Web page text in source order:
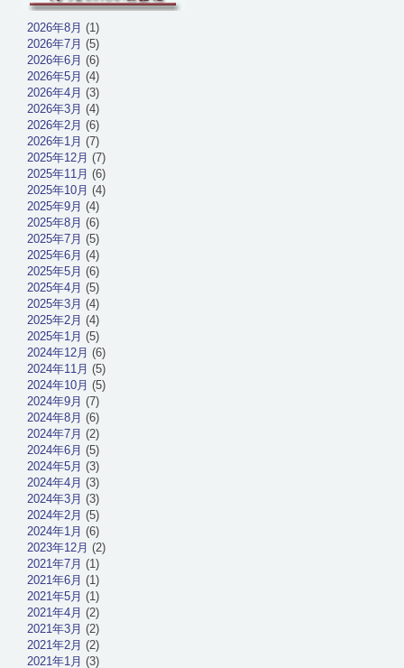
2026年8月 (1)
2026年7月 (5)
2026年6月 (6)
2026年5月 (4)
2026年4月 (3)
2026年3月 (4)
2026年2月 (6)
2026年1月 (7)
2025年12月 (7)
2025年11月 (6)
2025年10月 (4)
2025年9月 (4)
2025年8月 (6)
2025年7月 (5)
2025年6月 (4)
2025年5月 (6)
2025年4月 (5)
2025年3月 (4)
2025年2月 (4)
2025年1月 (5)
2024年12月 (6)
2024年11月 (5)
2024年10月 (5)
2024年9月 (7)
2024年8月 (6)
2024年7月 (2)
2024年6月 (5)
2024年5月 (3)
2024年4月 (3)
2024年3月 (3)
2024年2月 (5)
2024年1月 (6)
2023年12月 (2)
2021年7月 (1)
2021年6月 (1)
2021年5月 (1)
2021年4月 (2)
2021年3月 (2)
2021年2月 (2)
2021年1月 (3)